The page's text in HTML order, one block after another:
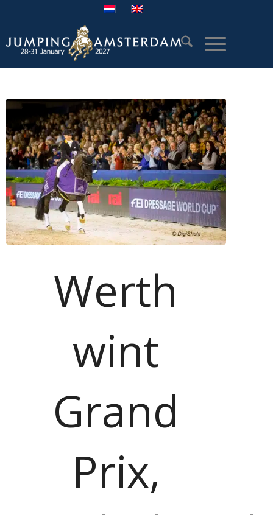
Werth
wint
Grand
Prix,